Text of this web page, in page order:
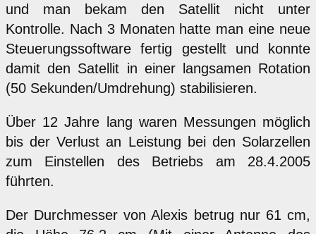
und man bekam den Satellit nicht unter
Kontrolle. Nach 3 Monaten hatte man eine neue
Steuerungssoftware fertig gestellt und konnte
damit den Satellit in einer langsamen Rotation
(50 Sekunden/Umdrehung) stabilisieren.
Über 12 Jahre lang waren Messungen möglich
bis der Verlust an Leistung bei den Solarzellen
zum Einstellen des Betriebs am 28.4.2005
führten.
Der Durchmesser von Alexis betrug nur 61 cm,